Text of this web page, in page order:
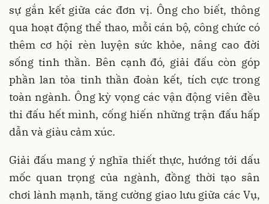
sự gắn kết giữa các đơn vị. Ông cho biết, thông
qua hoạt động thể thao, mỗi cán bộ, công chức có
thêm cơ hội rèn luyện sức khỏe, nâng cao đời
sống tinh thần. Bên cạnh đó, giải đấu còn góp
phần lan tỏa tinh thần đoàn kết, tích cực trong
toàn ngành. Ông kỳ vọng các vận động viên đều
thi đấu hết mình, cống hiến những trận đấu hấp
dẫn và giàu cảm xúc.
Giải đấu mang ý nghĩa thiết thực, hướng tới dấu
mốc quan trọng của ngành, đồng thời tạo sân
chơi lành mạnh, tăng cường giao lưu giữa các Vụ,